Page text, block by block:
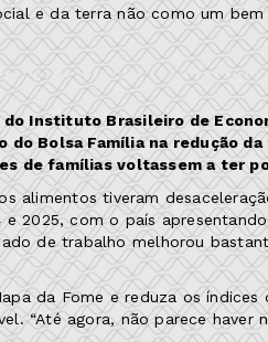
e da terra não como um
Instituto Brasileiro de
do Bolsa Família na redução
de famílias voltassem a ter
alimentos tiveram
2025, com o país
de trabalho melhorou
da Fome e reduza os
“Até agora, não parece haver